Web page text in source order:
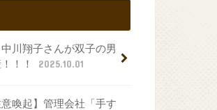
中川翔子さんが双子の男
！！
2025.10.01
喚起】管理会社「手す